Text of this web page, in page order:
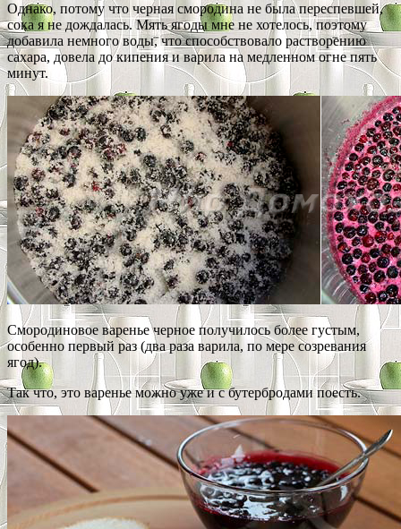
Однако, потому что черная смородина не была переспевшей,
сока я не дождалась. Мять ягоды мне не хотелось, поэтому
добавила немного воды, что способствовало растворению
сахара, довела до кипения и варила на медленном огне пять
минут.
Смородиновое варенье черное получилось более густым,
особенно первый раз (два раза варила, по мере созревания
ягод).
Так что, это варенье можно уже и с бутербродами поесть.